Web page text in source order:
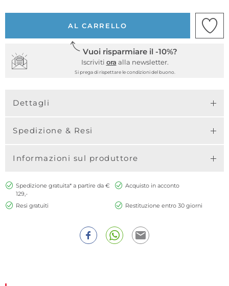
AL CARRELLO
Vuoi risparmiare il -10%?
Iscriviti ora alla newsletter.
Si prega di rispettare le condizioni del buono.
Dettagli
Spedizione & Resi
Informazioni sul produttore
Spedizione gratuita* a partire da €
129,-
Acquisto in acconto
Resi gratuiti Restituzione entro 30 giorni